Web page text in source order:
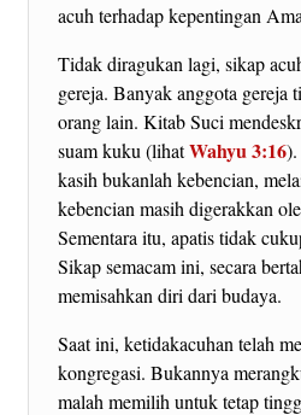
acuh terhadap kepentingan
Tidak diragukan lagi, sikap
gereja. Banyak anggota gereja
orang lain. Kitab Suci
suam kuku (lihatWahyu 3:16
kasih bukanlah kebencian,
kebencian masih digerakkan
Sementara itu, apatis tidak
Sikap semacam ini, secara
memisahkan diri dari budaya.
Saat ini, ketidakacuhan telah
kongregasi. Bukannya
malah memilih untuk tetap